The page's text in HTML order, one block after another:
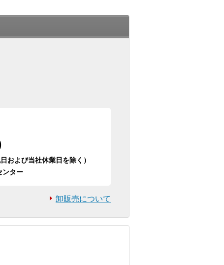
および当社休業日を除く）
ンター
卸販売について